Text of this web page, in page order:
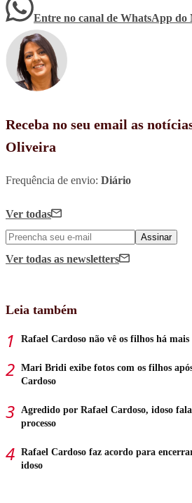
Entre no canal de WhatsApp do
Receba no seu email as
Oliveira
Frequência de envio: Diário
Ver todas
Assinar
Ver todas as newsletters
Leia também
Rafael Cardoso não vê os filhos há
Mari Bridi exibe fotos com os filhos
Cardoso
Agredido por Rafael Cardoso, idoso
processo
Rafael Cardoso faz acordo para
idoso